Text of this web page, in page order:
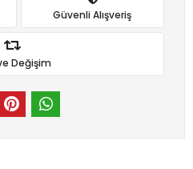
Güvenli Alışveriş
Değişim